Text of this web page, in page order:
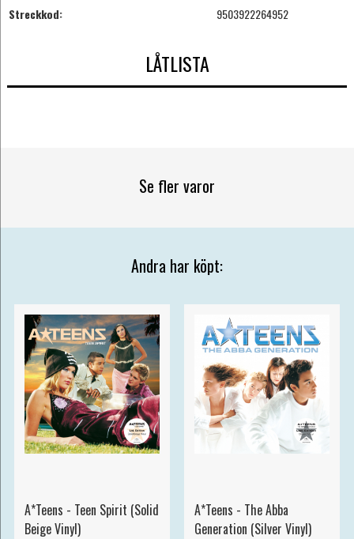
Streckkod:
9503922264952
LÅTLISTA
Se fler varor
Andra har köpt:
A*Teens - Teen Spirit (Solid
Beige Vinyl)
A*Teens - The Abba
Generation (Silver Vinyl)